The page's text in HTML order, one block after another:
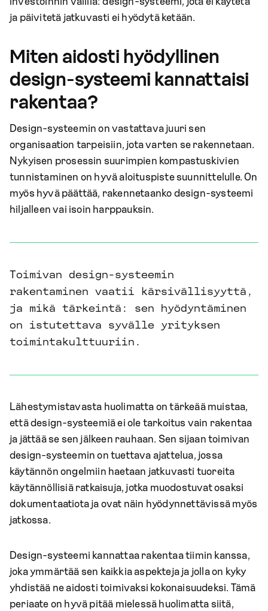
ja päivitetä jatkuvasti ei hyödytä ketään.
Miten aidosti hyödyllinen
design-systeemi kannattaisi
rakentaa?
Design-systeemin on vastattava juuri sen
organisaation tarpeisiin, jota varten se rakennetaan.
Nykyisen prosessin suurimpien kompastuskivien
tunnistaminen on hyvä aloituspiste suunnittelulle. On
myös hyvä päättää, rakennetaanko design-systeemi
hiljalleen vai isoin harppauksin.
Toimivan design-systeemin
rakentaminen vaatii kärsivällisyyttä,
ja mikä tärkeintä: sen hyödyntäminen
on istutettava syvälle yrityksen
toimintakulttuuriin.
Lähestymistavasta huolimatta on tärkeää muistaa,
että design-systeemiä ei ole tarkoitus vain rakentaa
ja jättää se sen jälkeen rauhaan. Sen sijaan toimivan
design-systeemin on tuettava ajattelua, jossa
käytännön ongelmiin haetaan jatkuvasti tuoreita
käytännöllisiä ratkaisuja, jotka muodostuvat osaksi
dokumentaatiota ja ovat näin hyödynnettävissä myös
jatkossa.
Design-systeemi kannattaa rakentaa tiimin kanssa,
joka ymmärtää sen kaikkia aspekteja ja jolla on kyky
yhdistää ne aidosti toimivaksi kokonaisuudeksi. Tämä
periaate on hyvä pitää mielessä huolimatta siitä,